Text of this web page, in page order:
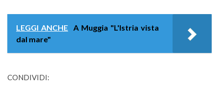
LEGGI ANCHE A Muggia "L'Istria vista
dal mare"
CONDIVIDI: